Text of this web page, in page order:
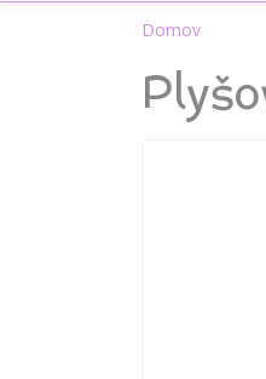
Domov